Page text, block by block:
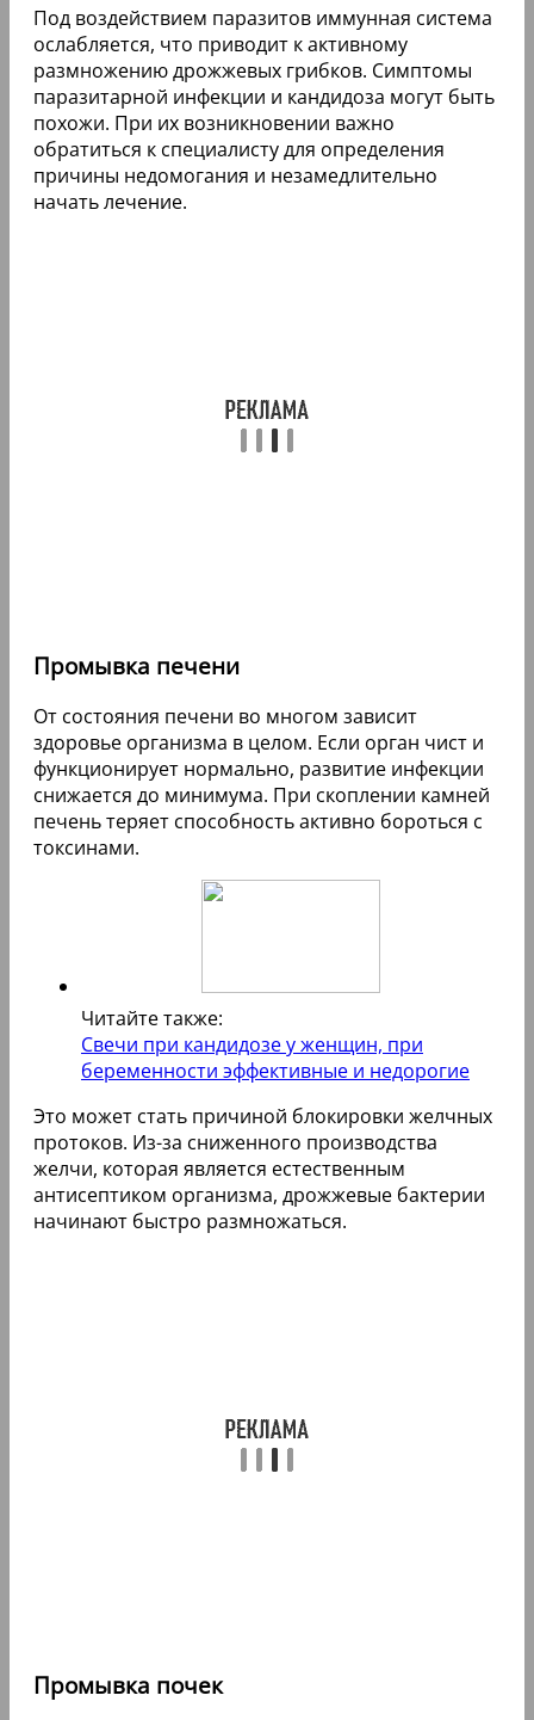
Под воздействием паразитов иммунная система
ослабляется, что приводит к активному
размножению дрожжевых грибков. Симптомы
паразитарной инфекции и кандидоза могут быть
похожи. При их возникновении важно
обратиться к специалисту для определения
причины недомогания и незамедлительно
начать лечение.
Промывка печени
От состояния печени во многом зависит
здоровье организма в целом. Если орган чист и
функционирует нормально, развитие инфекции
снижается до минимума. При скоплении камней
печень теряет способность активно бороться с
токсинами.
Читайте также:
Свечи при кандидозе у женщин, при
беременности эффективные и недорогие
Это может стать причиной блокировки желчных
протоков. Из-за сниженного производства
желчи, которая является естественным
антисептиком организма, дрожжевые бактерии
начинают быстро размножаться.
Промывка почек